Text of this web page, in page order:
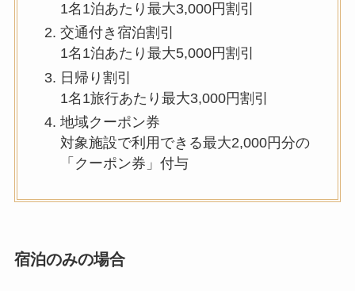
1名1泊あたり最大3,000円割引
交通付き宿泊割引
1名1泊あたり最大5,000円割引
日帰り割引
1名1旅行あたり最大3,000円割引
地域クーポン券
対象施設で利用できる最大2,000円分の
「クーポン券」付与
宿泊のみの場合